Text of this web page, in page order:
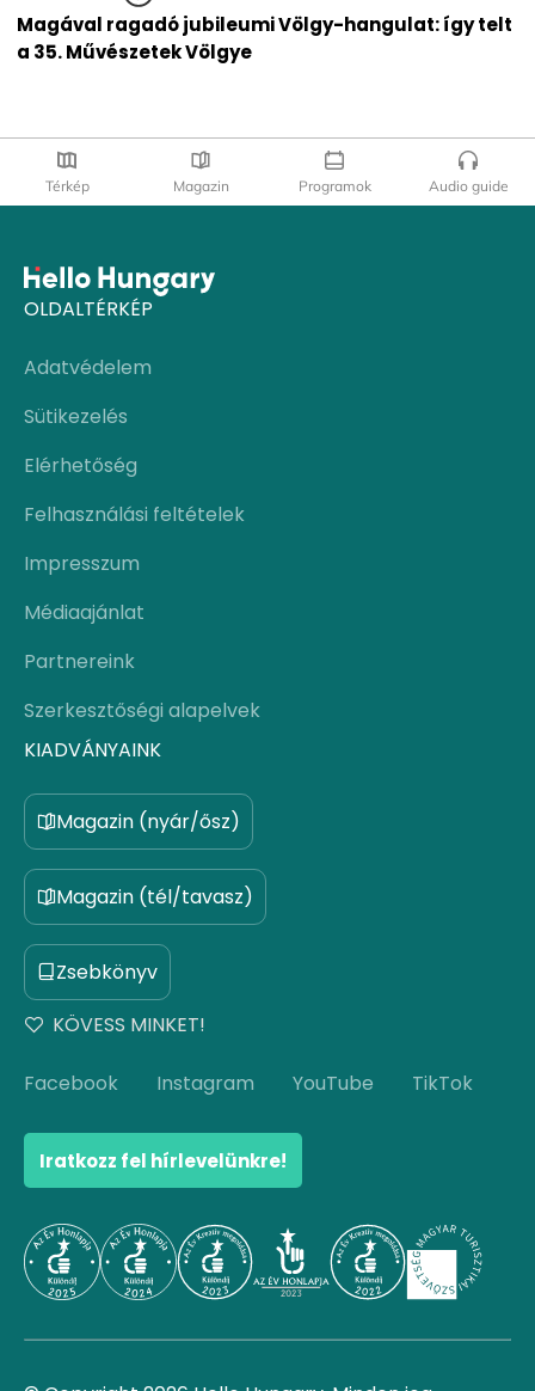
Magával ragadó jubileumi Völgy-hangulat: így telt
a 35. Művészetek Völgye
Térkép Magazin Programok Audio guide
OLDALTÉRKÉP
Adatvédelem
Sütikezelés
Elérhetőség
Felhasználási feltételek
Impresszum
Médiaajánlat
Partnereink
Szerkesztőségi alapelvek
KIADVÁNYAINK
Magazin (nyár/ősz)
Magazin (tél/tavasz)
Zsebkönyv
KÖVESS MINKET!
Facebook Instagram YouTube TikTok
Iratkozz fel hírlevelünkre!